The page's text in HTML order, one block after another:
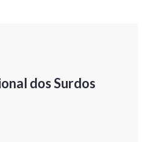
dos Surdos